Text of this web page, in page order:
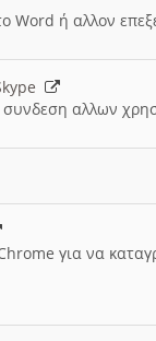
Word ή αλλον
συνδεση αλλων
για να